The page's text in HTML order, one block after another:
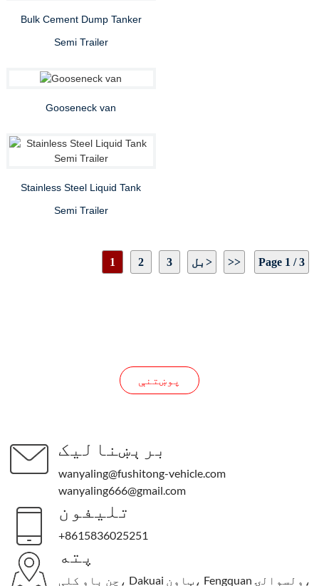
Bulk Cement Dump Tanker
Semi Trailer
Gooseneck van
Stainless Steel Liquid Tank
Semi Trailer
1 2 3 بل> >> Page 1 / 3
پوښتنې
برېښنالیک
wanyaling@fushitong-vehicle.com
wanyaling666@gmail.com
تليفون
+8615836025251
پته
چن باو کلی، Dakuai ټاون، Fengquan ولسوالۍ،